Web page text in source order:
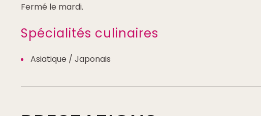
Fermé le mardi.
Spécialités culinaires
Asiatique / Japonais